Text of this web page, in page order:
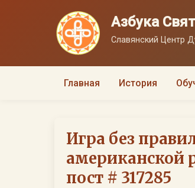
Азбука
Славянский Центр
Главная История
Игра без
американской
пост # 317285